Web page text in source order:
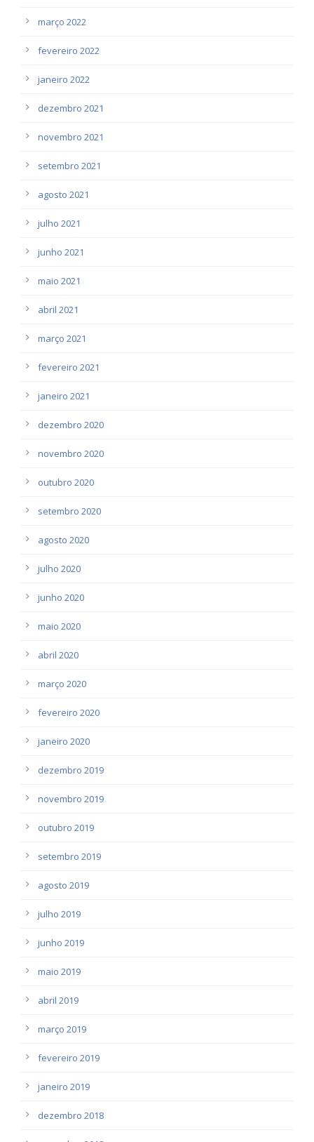
março 2022
fevereiro 2022
janeiro 2022
dezembro 2021
novembro 2021
setembro 2021
agosto 2021
julho 2021
junho 2021
maio 2021
abril 2021
março 2021
fevereiro 2021
janeiro 2021
dezembro 2020
novembro 2020
outubro 2020
setembro 2020
agosto 2020
julho 2020
junho 2020
maio 2020
abril 2020
março 2020
fevereiro 2020
janeiro 2020
dezembro 2019
novembro 2019
outubro 2019
setembro 2019
agosto 2019
julho 2019
junho 2019
maio 2019
abril 2019
março 2019
fevereiro 2019
janeiro 2019
dezembro 2018